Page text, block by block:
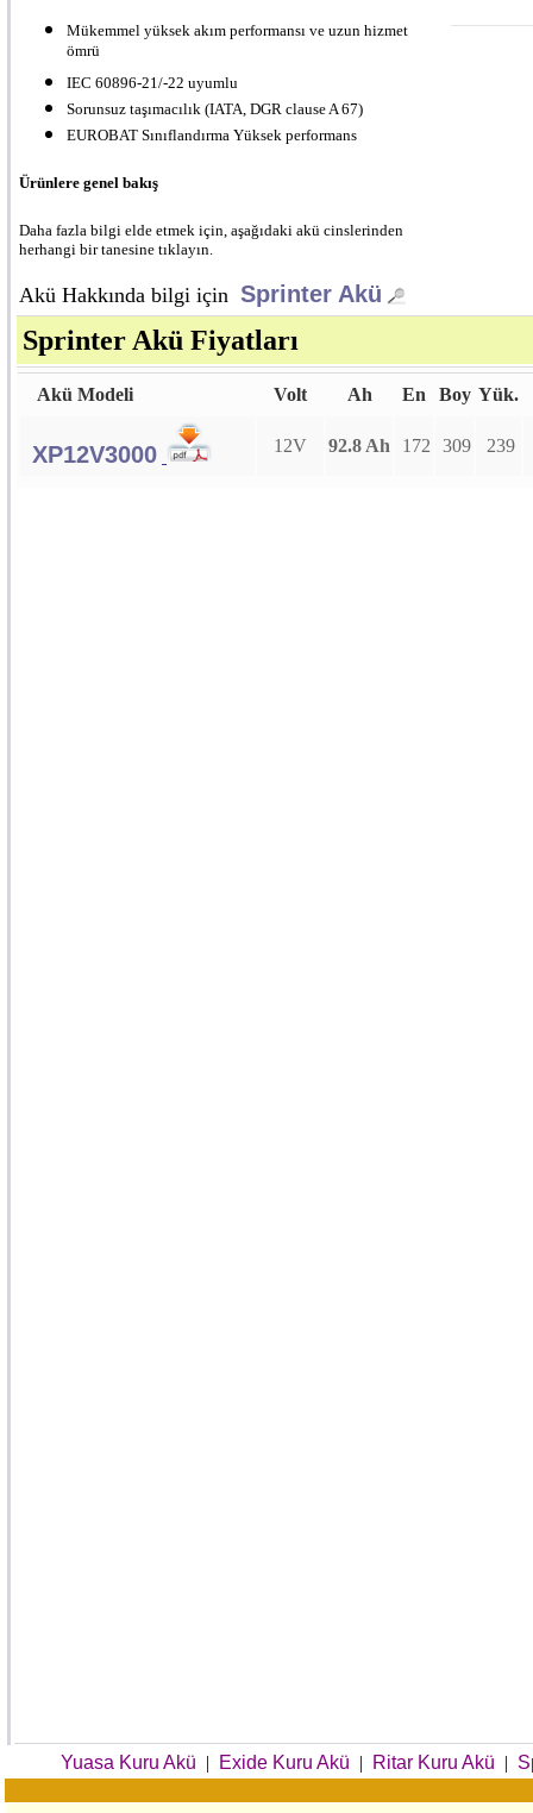
Mükemmel yüksek akım performansı ve uzun hizmet
ömrü
IEC 60896-21/-22 uyumlu
Sorunsuz taşımacılık (IATA, DGR clause A 67)
EUROBAT Sınıflandırma Yüksek performans
Ürünlere genel bakış
Daha fazla bilgi elde etmek için, aşağıdaki akü cinslerinden
herhangi bir tanesine tıklayın.
Akü Hakkında bilgi için Sprinter Akü
Sprinter Akü Fiyatları
Akü Modeli Volt Ah En Boy Yük.
XP12V3000 12V 92.8 Ah 172 309 239
Yuasa Kuru Akü | Exide Kuru Akü | Ritar Kuru Akü |